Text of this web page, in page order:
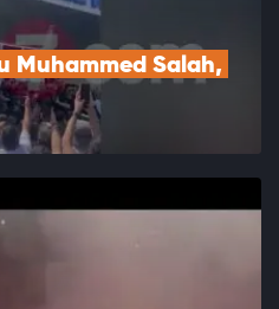
Muhammed Salah,